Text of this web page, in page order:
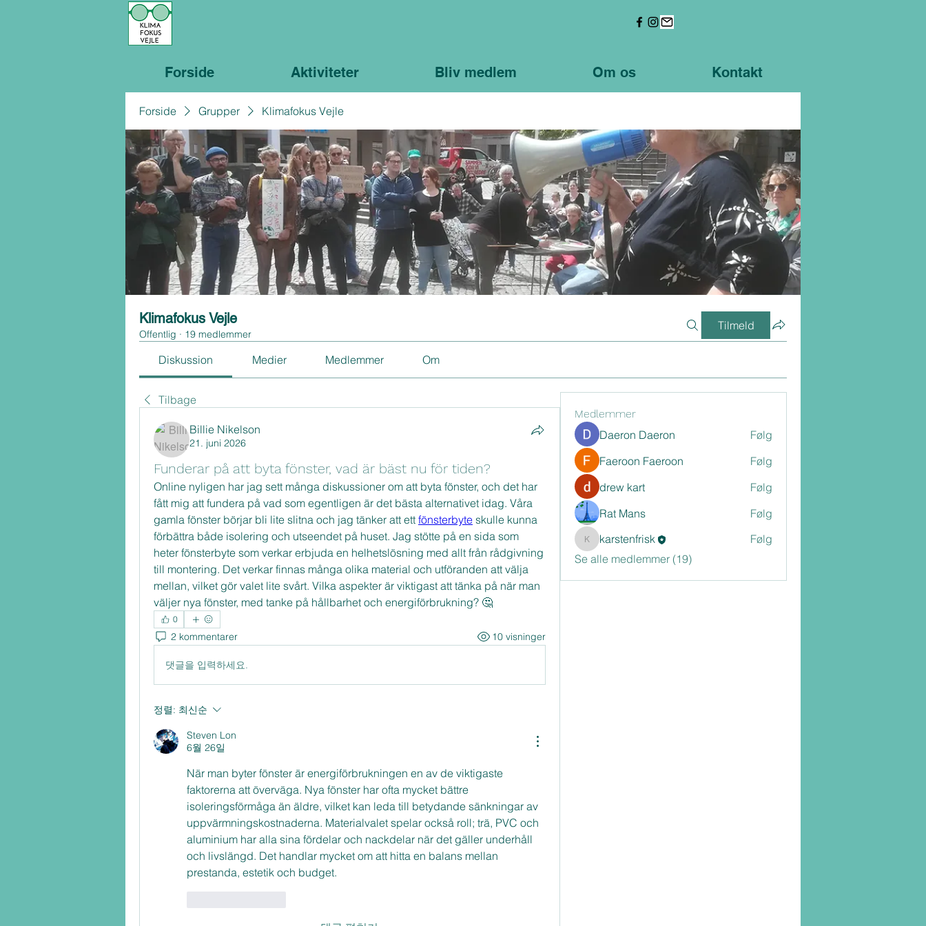
Forside Aktiviteter Bliv medlem Om os Kontakt
Forside Grupper Klimafokus Vejle
Klimafokus Vejle
Offentlig · 19 medlemmer
Tilmeld
Diskussion Medier Medlemmer Om
Tilbage
Billie Nikelson
21. juni 2026
Funderar på att byta fönster, vad är bäst nu för tiden?
Online nyligen har jag sett många diskussioner om att byta fönster, och det har
fått mig att fundera på vad som egentligen är det bästa alternativet idag. Våra
gamla fönster börjar bli lite slitna och jag tänker att ett fönsterbyte skulle kunna
förbättra både isolering och utseendet på huset. Jag stötte på en sida som
heter fönsterbyte som verkar erbjuda en helhetslösning med allt från rådgivning
till montering. Det verkar finnas många olika material och utföranden att välja
mellan, vilket gör valet lite svårt. Vilka aspekter är viktigast att tänka på när man
väljer nya fönster, med tanke på hållbarhet och energiförbrukning? 🤔
0
2 kommentarer 10 visninger
댓글을 입력하세요.
정렬: 최신순
Steven Lon
6월 26일
När man byter fönster är energiförbrukningen en av de viktigaste
faktorerna att överväga. Nya fönster har ofta mycket bättre
isoleringsförmåga än äldre, vilket kan leda till betydande sänkningar av
uppvärmningskostnaderna. Materialvalet spelar också roll; trä, PVC och
aluminium har alla sina fördelar och nackdelar när det gäller underhåll
och livslängd. Det handlar mycket om att hitta en balans mellan
prestanda, estetik och budget.
Medlemmer
Daeron Daeron
Følg
Faeroon Faeroon
Følg
drew kart
Følg
Rat Mans
Følg
karstenfrisk
karstenfrisk
Følg
Se alle medlemmer (19)